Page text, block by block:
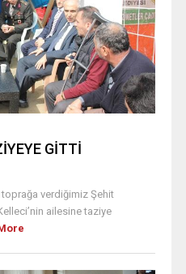
GİTTİ
verdiğimiz Şehit
ailesine taziye